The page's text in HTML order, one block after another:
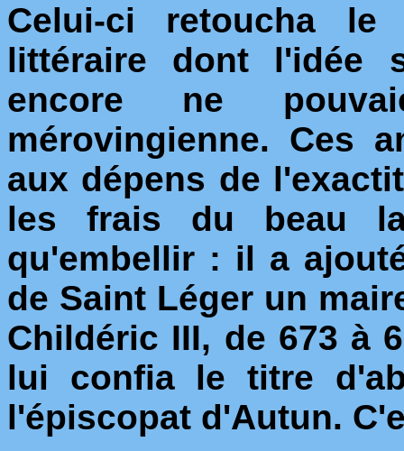
Celui-ci retoucha
littéraire dont l'idée
encore ne
mérovingienne. Ces
aux dépens de
les frais du beau
qu'embellir : il a
de Saint Léger un
Childéric III, de 673 à
lui confia le titre
l'épiscopat d'Autun.